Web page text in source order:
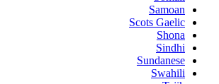
Samoan
Scots Gaelic
Shona
Sindhi
Sundanese
Swahili